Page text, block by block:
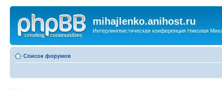
mihajlenko.anihost.ru
Интерлингвистическая конференция Николая
Список форумов